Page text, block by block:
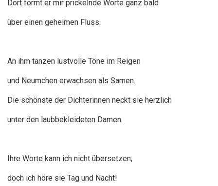
Dort formt er mir prickelnde Worte ganz bald
über einen geheimen Fluss.
An ihm tanzen lustvolle Töne im Reigen
und Neumchen erwachsen als Samen.
Die schönste der Dichterinnen neckt sie herzlich
unter den laubbekleideten Damen.
Ihre Worte kann ich nicht übersetzen,
doch ich höre sie Tag und Nacht!